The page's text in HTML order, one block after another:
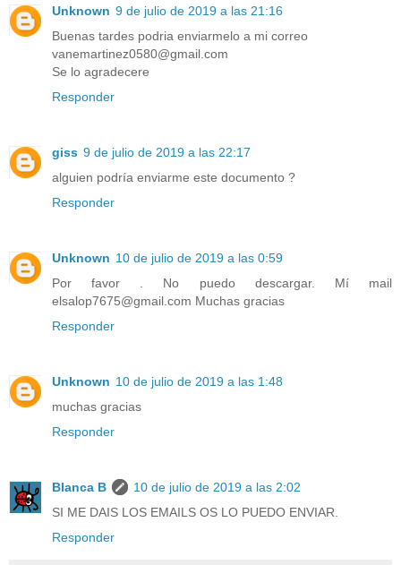
Unknown 9 de julio de 2019 a las 21:16
Buenas tardes podria enviarmelo a mi correo
vanemartinez0580@gmail.com
Se lo agradecere
Responder
giss 9 de julio de 2019 a las 22:17
alguien podría enviarme este documento ?
Responder
Unknown 10 de julio de 2019 a las 0:59
Por favor . No puedo descargar. Mí mail
elsalop7675@gmail.com Muchas gracias
Responder
Unknown 10 de julio de 2019 a las 1:48
muchas gracias
Responder
Blanca B
10 de julio de 2019 a las 2:02
SI ME DAIS LOS EMAILS OS LO PUEDO ENVIAR.
Responder